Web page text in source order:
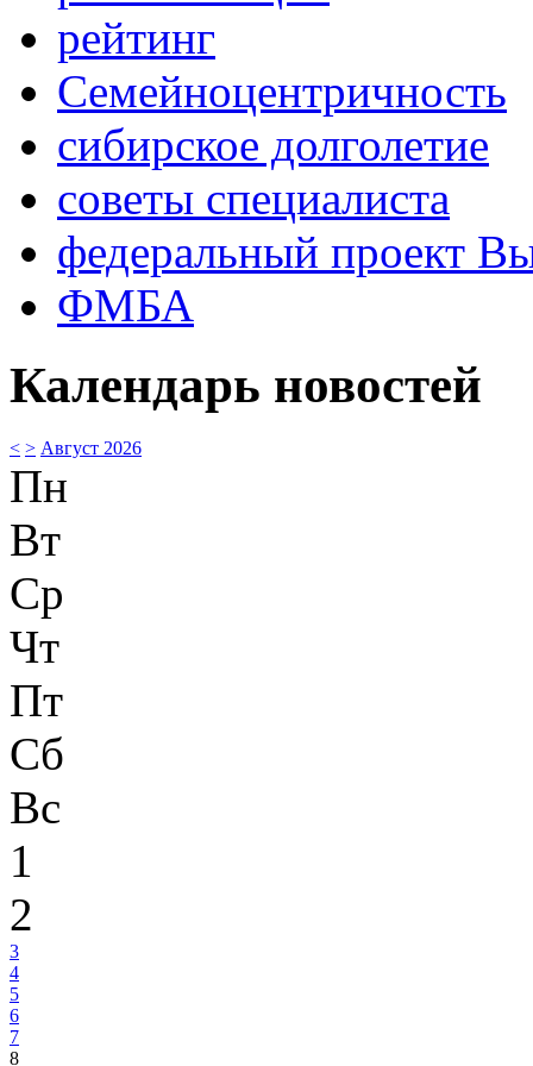
рейтинг
Семейноцентричность
сибирское долголетие
советы специалиста
федеральный проект
ФМБА
Календарь новостей
< > Август 2026
Пн
Вт
Ср
Чт
Пт
Сб
Вс
1
2
3
4
5
6
7
8